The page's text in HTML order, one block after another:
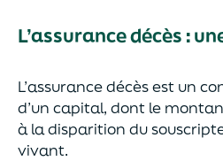
L’assurance décès :
L’assurance décès est un
d’un capital, dont le
à la disparition du
vivant.